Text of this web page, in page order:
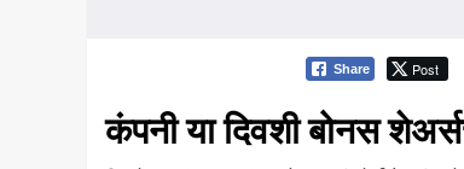
Share Post
कंपनी या दिवशी बोनस